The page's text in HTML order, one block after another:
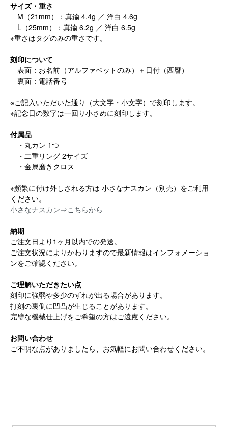
サイズ・重さ
M（21mm）：真鍮 4.4g ／ 洋白 4.6g
L（25mm）：真鍮 6.2g ／ 洋白 6.5g
※重さはタグのみの重さです。
刻印について
表面：お名前（アルファベットのみ）＋日付（西暦）
裏面：電話番号
※ご記入いただいた通り（大文字・小文字）で刻印します。
※記念日の数字は一回り小さめに刻印します。
付属品
・丸カン 1つ
・二重リング 2サイズ
・金属磨きクロス
※頻繁に付け外しされる方は 小さなナスカン（別売）をご利用
ください。
小さなナスカン⇒こちらから
納期
ご注文日より1ヶ月以内での発送。
ご注文状況によりかわりますので最新情報はインフォメーショ
ンをご確認ください。
ご理解いただきたい点
刻印に強弱や多少のずれが出る場合があります。
打刻の裏側に凹凸が生じることがあります。
完璧な機械仕上げをご希望の方はご遠慮ください。
お問い合わせ
ご不明な点がありましたら、お気軽にお問い合わせください。